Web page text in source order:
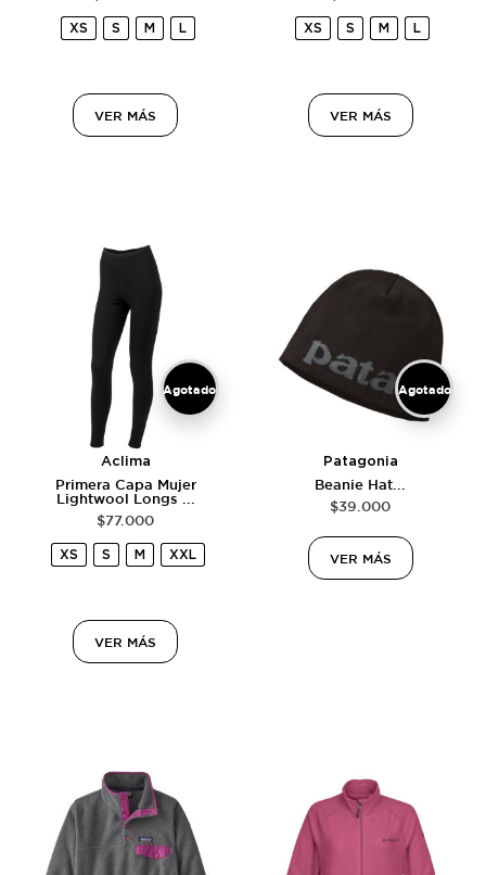
XS S M L
VER MÁS
XS S M L
VER MÁS
Agotado
Aclima
Primera Capa Mujer
Lightwool Longs ...
$77.000
XS S M XXL
VER MÁS
Agotado
Patagonia
Beanie Hat...
$39.000
VER MÁS